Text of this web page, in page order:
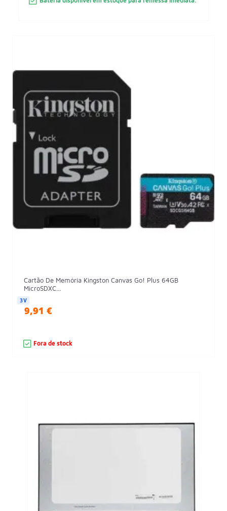
Cartão De Memória Kingston Canvas Go! Plus 64GB
MicroSDXC...
3V
9,91 €
Fora de stock